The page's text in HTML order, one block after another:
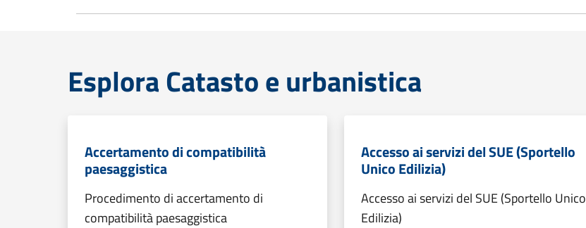
Esplora Catasto e urbanistica
Accertamento di compatibilità
paesaggistica
Procedimento di accertamento di
compatibilità paesaggistica
Accesso ai servizi del SUE (Sportello
Unico Edilizia)
Accesso ai servizi del SUE (Sportello Unico
Edilizia)